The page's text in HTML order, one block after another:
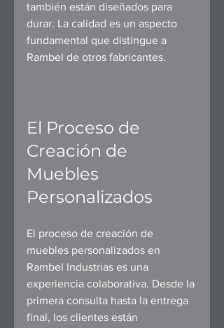
también están diseñados para
durar. La calidad es un aspecto
fundamental que distingue a
Rambel de otros fabricantes.
El Proceso de
Creación de
Muebles
Personalizados
El proceso de creación de
muebles personalizados en
Rambel Industrias es una
experiencia colaborativa. Desde la
primera consulta hasta la entrega
final, los clientes están